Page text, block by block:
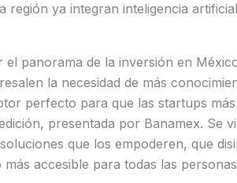
región ya integran inteligencia
panorama de la inversión en
la necesidad de más
perfecto para que las startups
presentada por Banamex. Se
que los empoderen, que
accesible para todas las